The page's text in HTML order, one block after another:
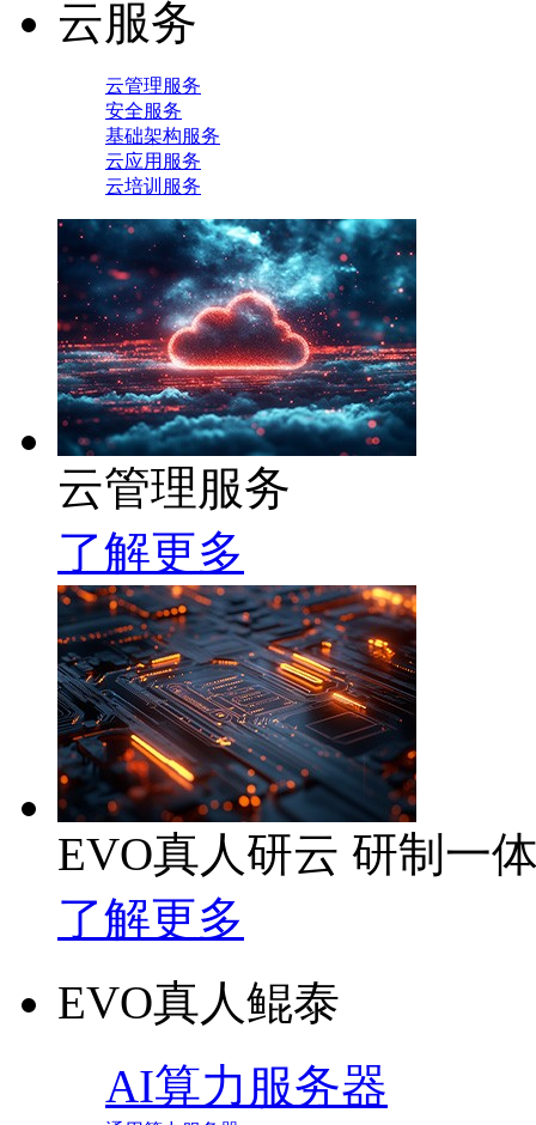
云服务
云管理服务
安全服务
基础架构服务
云应用服务
云培训服务
云管理服务
了解更多
EVO真人研云 研制一
了解更多
EVO真人鲲泰
AI算力服务器